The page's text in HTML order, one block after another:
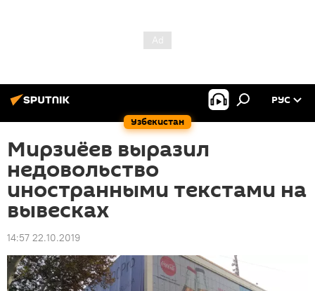
Узбекистан
РУС
Мирзиёев выразил
недовольство
иностранными текстами на
вывесках
14:57 22.10.2019